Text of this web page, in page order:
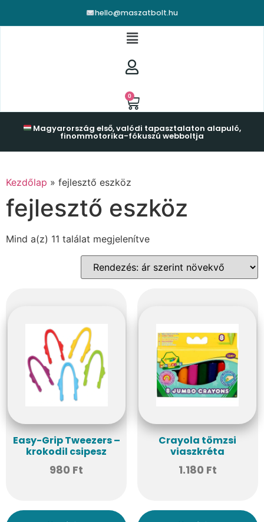
hello@maszatbolt.hu
0
Magyarország első, valódi tapasztalaton alapuló,
finommotorika-fókuszú webboltja
Kezdőlap » fejlesztő eszköz
fejlesztő eszköz
Mind a(z) 11 találat megjelenítve
Easy-Grip Tweezers –
krokodil csipesz
980 Ft
Crayola tömzsi
viaszkréta
1.180 Ft